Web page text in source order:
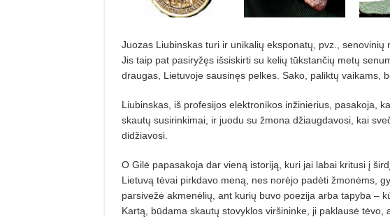
Juozas Liubinskas turi ir unikalių eksponatų, pvz., senovinių
Jis taip pat pasiryžęs išsiskirti su kelių tūkstančių metų
draugas, Lietuvoje sausinęs pelkes. Sako, paliktų vaikams,
Liubinskas, iš profesijos elektronikos inžinierius, pasakoja,
skautų susirinkimai, ir juodu su žmona džiaugdavosi, kai
didžiavosi.
O Gilė papasakoja dar vieną istoriją, kuri jai labai kritusi į šird
Lietuvą tėvai pirkdavo meną, nes norėjo padėti žmonėms,
parsivežė akmenėlių, ant kurių buvo poezija arba tapyba –
Kartą, būdama skautų stovyklos viršininke, ji paklausė